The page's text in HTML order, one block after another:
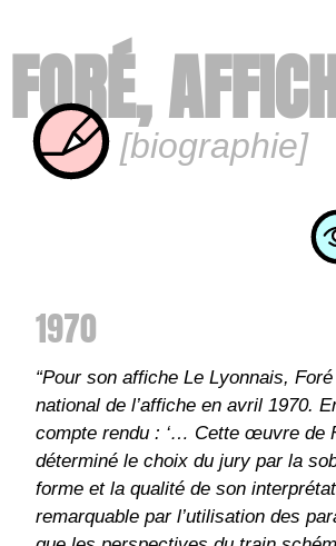
FORÉ,
[biographie]
1970
“Pour son affiche Le Lyonnais,
national de l’affiche en avril 1970.
compte rendu : ‘… Cette œuvre de
déterminé le choix du jury par la
forme et la qualité de son
remarquable par l’utilisation des